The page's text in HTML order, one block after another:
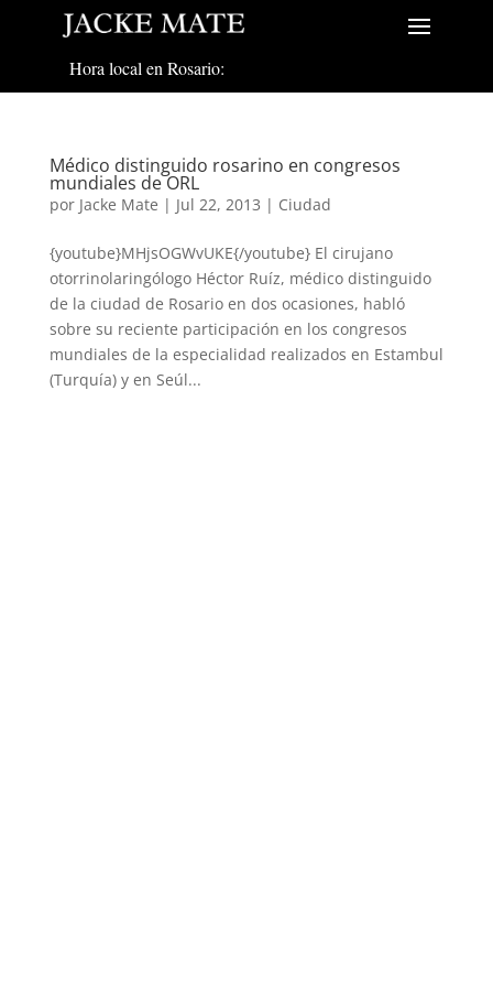
Hora local en Rosario:
Médico distinguido rosarino en congresos
mundiales de ORL
por Jacke Mate | Jul 22, 2013 | Ciudad
{youtube}MHjsOGWvUKE{/youtube} El cirujano
otorrinolaringólogo Héctor Ruíz, médico distinguido
de la ciudad de Rosario en dos ocasiones, habló
sobre su reciente participación en los congresos
mundiales de la especialidad realizados en Estambul
(Turquía) y en Seúl...